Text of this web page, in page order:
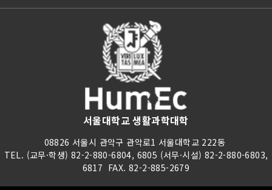
서울대학교 생활과학대학
08826 서울시 관악구 관악로1 서울대학교 222동
TEL. (교무·학생) 82-2-880-6804, 6805 (서무·시설) 82-2-880-6803,
6817 FAX. 82-2-885-2679